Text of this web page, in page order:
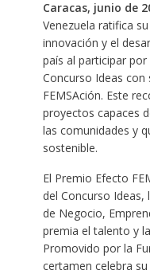
Caracas, junio de
Venezuela ratifica
innovación y el
país al participar
Concurso Ideas con
FEMSAción. Este
proyectos capaces
las comunidades y
sostenible.
El Premio Efecto
del Concurso Ideas,
de Negocio,
premia el talento y
Promovido por la
certamen celebra